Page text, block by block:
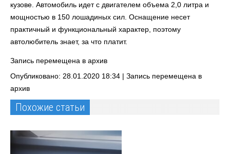
кузове. Автомобиль идет с двигателем объема 2,0 литра и
мощностью в 150 лошадиных сил. Оснащение несет
практичный и функциональный характер, поэтому
автолюбитель знает, за что платит.
Запись перемещена в архив
Опубликовано: 28.01.2020 18:34 | Запись перемещена в
архив
Похожие статьи